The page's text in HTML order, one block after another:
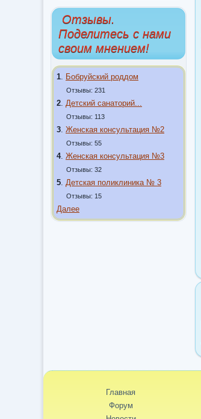
Отзывы.
Поделитесь с нами
своим мнением!
1 Бобруйский роддом
Отзывы: 231
2 Детский санаторий...
Отзывы: 113
3 Женская консультация №2
Отзывы: 55
4. Женская консультация №3
Отзывы: 32
5 Детская поликлиника № 3
Отзывы: 15
Далее
Главная
Форум